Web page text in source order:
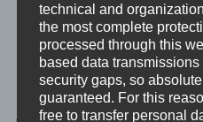
Selbstwahrnehmung
also die Wahrnehmung
Andere.
— aus
technical and
the most complete
processed through this
based data
security gaps, so
guaranteed. For this
free to transfer personal